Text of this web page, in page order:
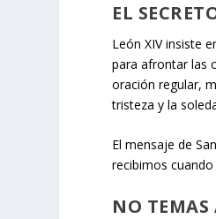
EL
León XIV insiste
para afrontar las
oración regular,
tristeza y la
El mensaje de
recibimos
NO